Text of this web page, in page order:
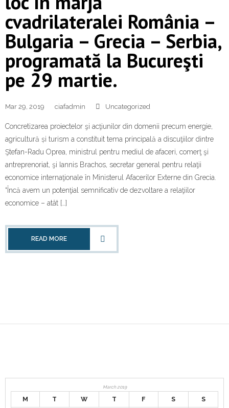
cvadrilateralei România –
Bulgaria – Grecia – Serbia,
programată la Bucureşti
pe 29 martie.
Mar 29, 2019 ciafadmin Uncategorized
Concretizarea proiectelor şi acţiunilor din domenii precum energie,
agricultură și turism a constituit tema principală a discuţiilor dintre
Ştefan-Radu Oprea, ministrul pentru mediul de afaceri, comerţ şi
antreprenoriat, şi Iannis Brachos, secretar general pentru relaţii
economice internaţionale în Ministerul Afacerilor Externe din Grecia.
“Încă avem un potenţial semnificativ de dezvoltare a relaţiilor
economice – atât […]
READ MORE
March 2019
M T W T F S S